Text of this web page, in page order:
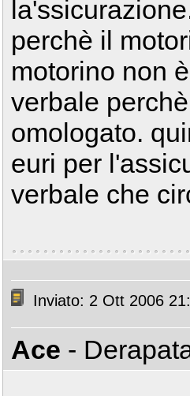
perchè il
motorino non
verbale
omologato.
euri per
verbale che
Inviato: 2 Ott 2006
Ace -